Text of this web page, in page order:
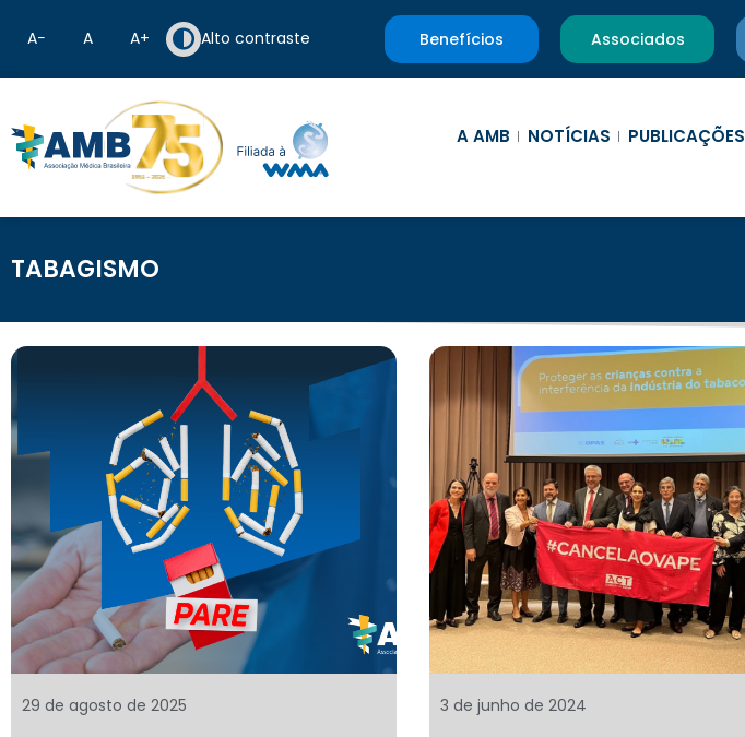
A− A A+ Alto contraste Benefícios Associados
A AMB NOTÍCIAS PUBLICAÇÕES
TABAGISMO
29 de agosto de 2025 3 de junho de 2024